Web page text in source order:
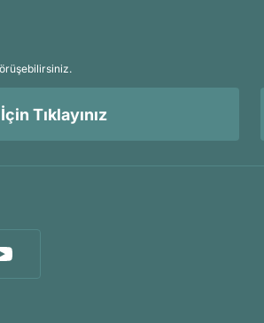
Tıklayınız